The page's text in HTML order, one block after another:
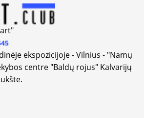
ekspozicijoje - Vilnius - "Namų
centre "Baldų rojus" Kalvarijų